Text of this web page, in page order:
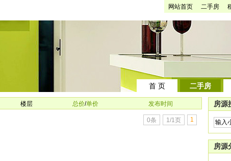
网站首页 二手房
首 页 二手房
楼层 总价/单价 发布时间
0条 1/1页 1
房源
房源